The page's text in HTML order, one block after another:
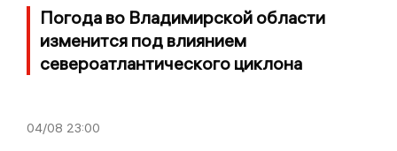
Погода во Владимирской области
изменится под влиянием
североатлантического циклона
04/08 23:00